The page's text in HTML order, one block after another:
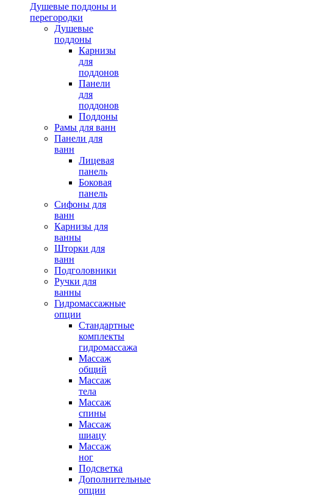
Душевые поддоны и
перегородки
Душевые
поддоны
Карнизы
для
поддонов
Панели
для
поддонов
Поддоны
Рамы для ванн
Панели для
ванн
Лицевая
панель
Боковая
панель
Сифоны для
ванн
Карнизы для
ванны
Шторки для
ванн
Подголовники
Ручки для
ванны
Гидромассажные
опции
Стандартные
комплекты
гидромассажа
Массаж
общий
Массаж
тела
Массаж
спины
Массаж
шиацу
Массаж
ног
Подсветка
Дополнительные
опции